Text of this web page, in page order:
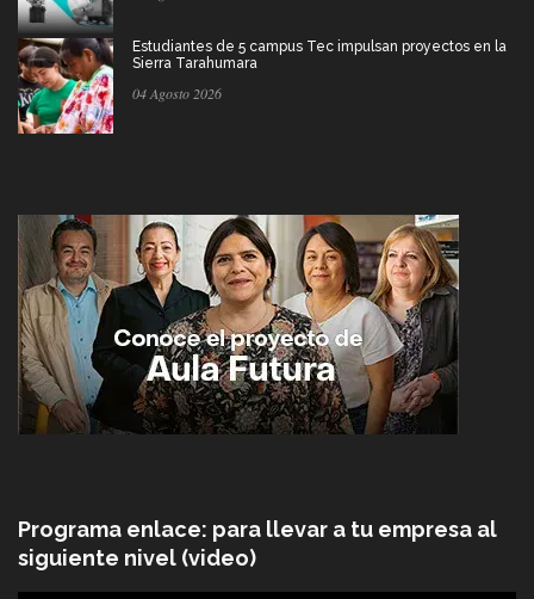
Estudiantes de 5 campus Tec impulsan proyectos en la
Sierra Tarahumara
04 Agosto 2026
Programa enlace: para llevar a tu empresa al
siguiente nivel (video)